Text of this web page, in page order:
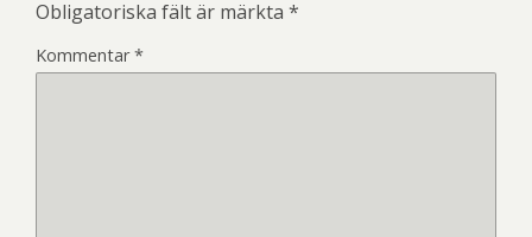
Obligatoriska fält är märkta *
Kommentar*